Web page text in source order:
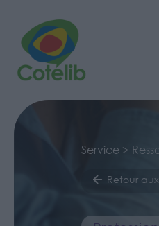
Service >
Retour